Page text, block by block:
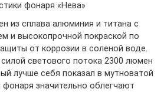
фонаря «Нева»
из сплава алюминия и титана с
и высокопрочной покраской по
от коррозии в соленой воде.
светового потока 2300 люмен
лучше себя показал в мутноватой
значительно облегчают